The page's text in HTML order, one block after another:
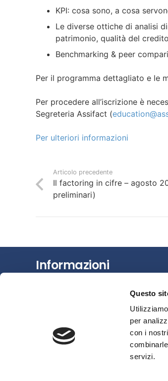
Questo
per
con i
servizi.
KPI: cosa sono, a cosa
Le diverse ottiche di analisi
patrimonio, qualità del
Benchmarking & peer
Per il programma dettagliato e le
Per procedere all’iscrizione è
Segreteria Assifact (
Per ulteriori informazioni
Articolo precedente
Il factoring in cifre – agosto
preliminari)
Informazioni
Eventi e Formazione
Studi e Statistiche